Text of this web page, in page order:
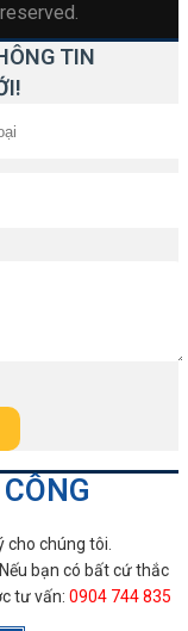
TIN
cho chúng tôi.
bạn có bất cứ thắc
tư vấn: 0904 744 835